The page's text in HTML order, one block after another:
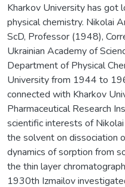
Kharkov University has got
physical chemistry. Nikolai
ScD, Professor (1948),
Ukrainian Academy of
Department of Physical
University from 1944 to
connected with Kharkov
Pharmaceutical Research
scientific interests of
the solvent on dissociation
dynamics of sorption from
the thin layer
1930th Izmailov